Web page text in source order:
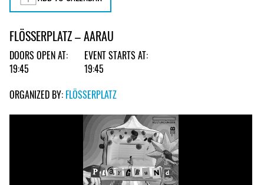
FLÖSSERPLATZ – AARAU
DOORS OPEN AT:
19:45
EVENT STARTS AT:
19:45
ORGANIZED BY: FLÖSSERPLATZ